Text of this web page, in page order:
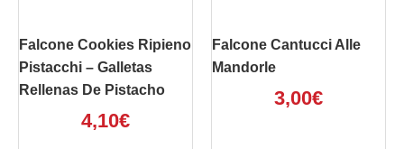
Falcone Cookies Ripieno
Pistacchi – Galletas
Rellenas De Pistacho
4,10€
Falcone Cantucci Alle
Mandorle
3,00€